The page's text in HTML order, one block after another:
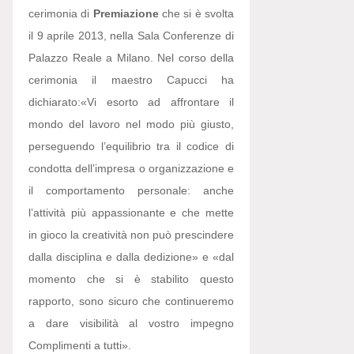
cerimonia di Premiazioneche si è svolta
il 9 aprile 2013, nella Sala Conferenze di
Palazzo Reale a Milano. Nel corso della
cerimonia il maestro Capucci ha
dichiarato:«Vi esorto ad affrontare il
mondo del lavoro nel modo più giusto,
perseguendo l’equilibrio tra il codice di
condotta dell’impresa o organizzazione e
il comportamento personale: anche
l’attività più appassionante e che mette
in gioco la creatività non può prescindere
dalla disciplina e dalla dedizione» e «dal
momento che si è stabilito questo
rapporto, sono sicuro che continueremo
a dare visibilità al vostro impegno
Complimenti a tutti».